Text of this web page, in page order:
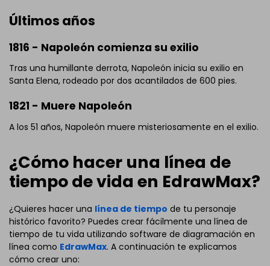
El archivo
debe abrirse en EdrawMax.
Si aún no tienesEdrawMax, puedes descargarlo gratis
desde
abajo.
También puedes probar
abajo.
Últimos años
1816 - Napoleón comienza su exilio
Tras una humillante derrota, Napoleón inicia su exilio en
Santa Elena, rodeado por dos acantilados de 600 pies.
1821 - Muere Napoleón
A los 51 años, Napoleón muere misteriosamente en el exilio.
¿Cómo hacer una línea de
tiempo de vida en EdrawMax?
¿Quieres hacer una línea de tiempo de tu personaje
histórico favorito? Puedes crear fácilmente una línea de
tiempo de tu vida utilizando software de diagramación en
línea como EdrawMax. A continuación te explicamos
cómo crear uno: